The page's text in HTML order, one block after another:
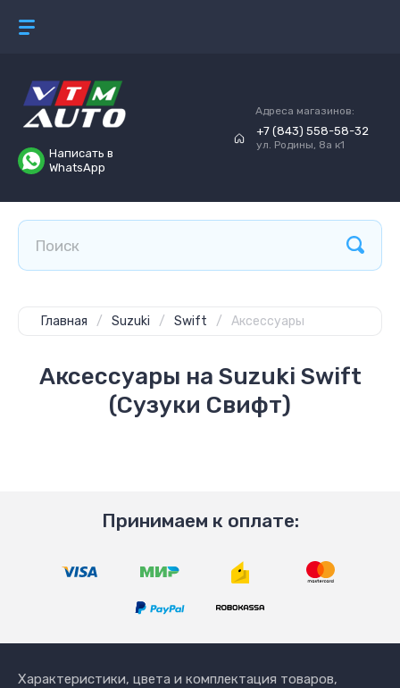
Написать в
WhatsApp
Адреса магазинов:
+7 (843) 558-58-32
ул. Родины, 8а к1
Главная / Suzuki / Swift / Аксессуары
Аксессуары на Suzuki Swift
(Сузуки Свифт)
Принимаем к оплате:
Характеристики, цвета и комплектация товаров,